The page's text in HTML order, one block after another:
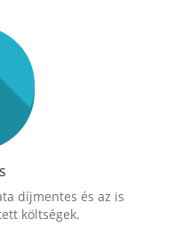
díjmentes és az is
költségek.